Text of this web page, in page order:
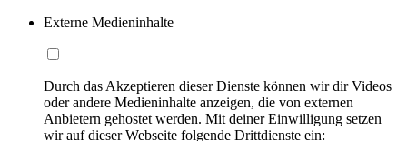
Externe Medieninhalte
Durch das Akzeptieren dieser Dienste können wir dir Videos
oder andere Medieninhalte anzeigen, die von externen
Anbietern gehostet werden. Mit deiner Einwilligung setzen
wir auf dieser Webseite folgende Drittdienste ein: